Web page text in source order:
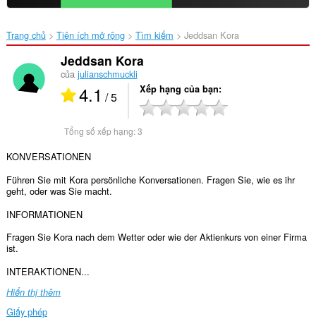
Trang chủ Tiện ích mở rộng Tìm kiếm Jeddsan Kora‎
Jeddsan Kora
của julianschmuckli
4.1 / 5 Xếp hạng của bạn
Tổng số xếp hạng:3
KONVERSATIONEN
Führen Sie mit Kora persönliche Konversationen. Fragen Sie, wie es ihr
geht, oder was Sie macht.
INFORMATIONEN
Fragen Sie Kora nach dem Wetter oder wie der Aktienkurs von einer Firma
ist.
INTERAKTIONEN...
Hiển thị thêm
Giấy phép